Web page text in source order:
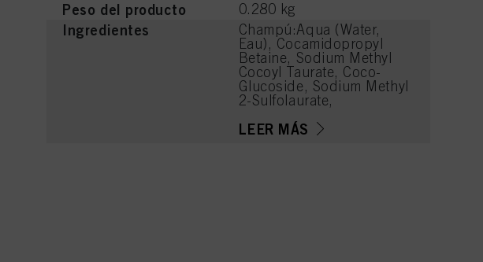
Peso del producto 0.280 kg
Ingredientes
Champú:Aqua (Water,
Eau), Cocamidopropyl
Betaine, Sodium Methyl
Cocoyl Taurate, Coco-
Glucoside, Sodium Methyl
2-Sulfolaurate,
Hydroxypropylammonium
LEER MÁS